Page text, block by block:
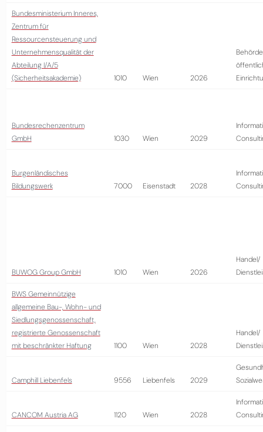
Bundesministerium Inneres,
Zentrum für
Ressourcensteuerung und
Unternehmensqualität der
Abteilung I/A/5
(Sicherheitsakademie)
1010 Wien 2026
Bundesrechenzentrum
GmbH
1030 Wien 2029
Burgenländisches
Bildungswerk
7000 Eisenstadt 2028
BUWOG Group GmbH 1010 Wien 2026
Handel/
BWS Gemeinnützige
allgemeine Bau-, Wohn- und
Siedlungsgenossenschaft,
registrierte Genossenschaft
mit beschränkter Haftung
1100 Wien 2028
Handel/
Camphill Liebenfels 9556 Liebenfels 2029
CANCOM Austria AG 1120 Wien 2028